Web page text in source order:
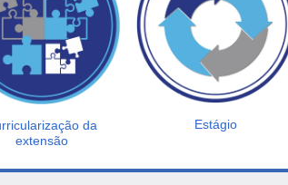
da
extensão
Estágio